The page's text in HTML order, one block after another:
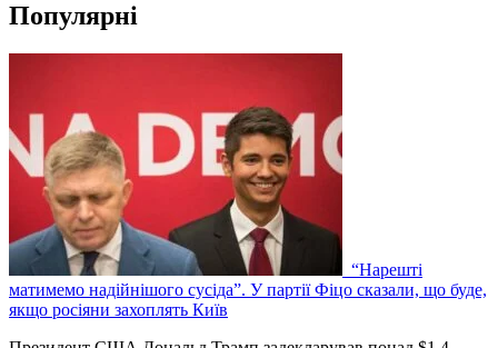
Популярні
“Нарешті
матимемо надійнішого сусіда”. У партії Фіцо сказали, що буде,
якщо росіяни захоплять Київ